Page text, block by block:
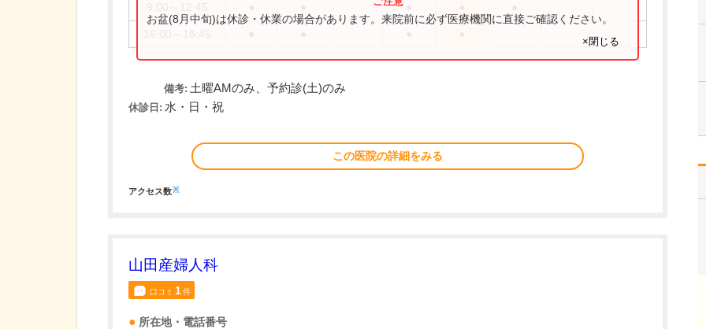
お盆(8月中旬)は休診・休業の場合があります。来院前に必ず医療機関に直接ご確認ください。
×閉じる
備考: 土曜AMのみ、予約診(土)のみ
休診日: 水・日・祝
この医院の詳細をみる
アクセス数※
山田産婦人科
口コミ 1件
所在地・電話番号